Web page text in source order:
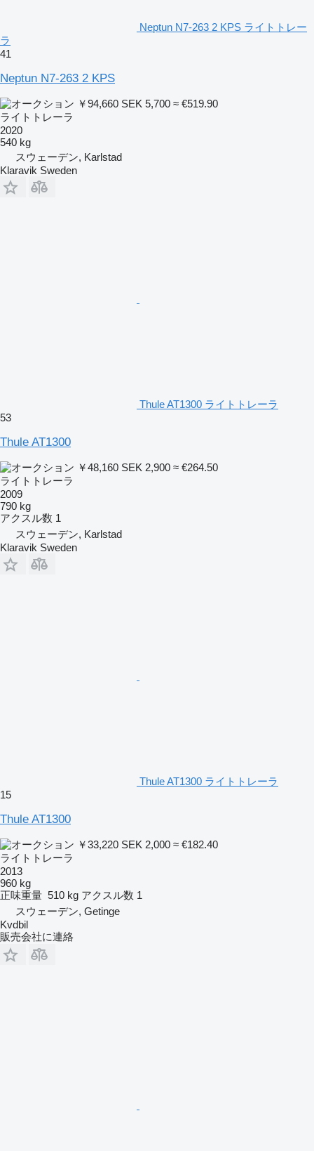
Neptun N7-263 2 KPS ライトトレー
ラ
41
Neptun N7-263 2 KPS
￥94,660 SEK 5,700 ≈ €519.90
ライトトレーラ
2020
540 kg
スウェーデン, Karlstad
Klaravik Sweden
Thule AT1300 ライトトレーラ
53
Thule AT1300
￥48,160 SEK 2,900 ≈ €264.50
ライトトレーラ
2009
790 kg
アクスル数 1
スウェーデン, Karlstad
Klaravik Sweden
Thule AT1300 ライトトレーラ
15
Thule AT1300
￥33,220 SEK 2,000 ≈ €182.40
ライトトレーラ
2013
960 kg
正味重量 510 kg アクスル数 1
スウェーデン, Getinge
Kvdbil
販売会社に連絡